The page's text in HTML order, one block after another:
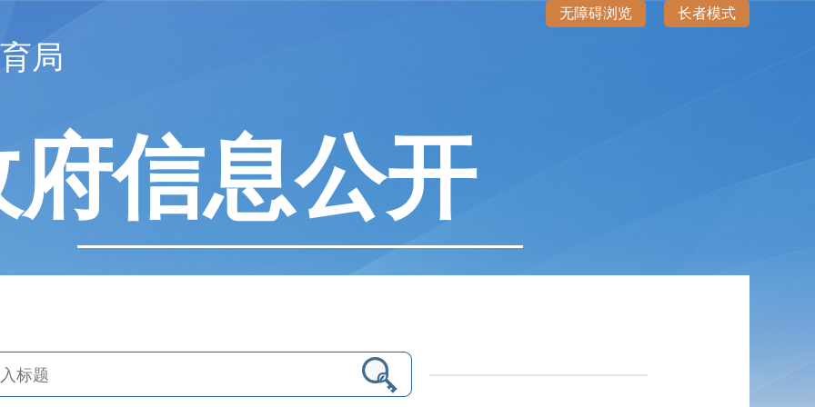
无障碍浏览 长者模式
局
府信息公开